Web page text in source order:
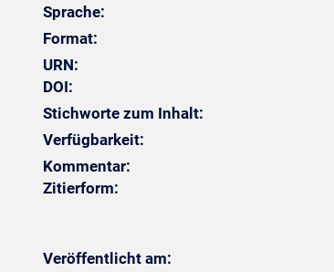
Sprache:
Format:
URN:
DOI:
Stichworte zum Inhalt:
Verfügbarkeit:
Kommentar:
Zitierform:
Veröffentlicht am: